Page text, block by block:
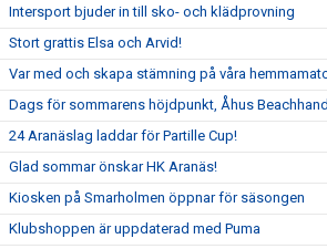
Intersport bjuder in till sko- och klädprovning
Stort grattis Elsa och Arvid!
Var med och skapa stämning på våra
Dags för sommarens höjdpunkt, Åhus
24 Aranäslag laddar för Partille Cup!
Glad sommar önskar HK Aranäs!
Kiosken på Smarholmen öppnar för säsongen
Klubshoppen är uppdaterad med Puma